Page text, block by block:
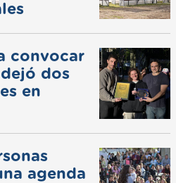
convocar
dos
en
agenda